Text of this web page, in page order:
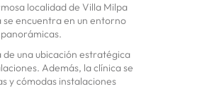
localidad de Villa Milpa
se encuentra en un entorno
una ubicación estratégica
Además, la clínica se
y cómodas instalaciones